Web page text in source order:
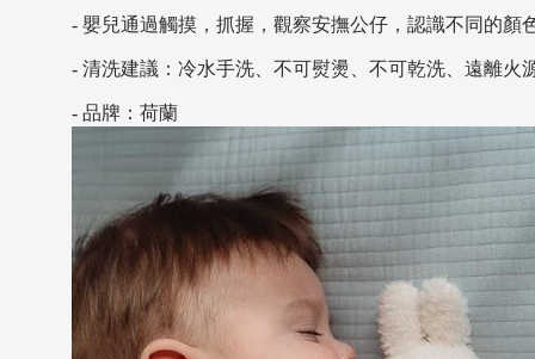
- 嬰兒通過觸摸，抓握，觀察安撫公仔，認識不同的顏
- 清洗建議：冷水手洗、不可熨燙、不可乾洗、遠離火
- 品牌：荷蘭